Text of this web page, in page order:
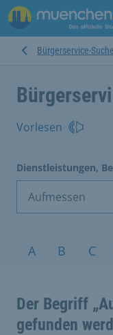
Bürgerservice-Suche
Vorlesen
Dienstleistungen,
Service
A B C
Der Begriff
gefunden